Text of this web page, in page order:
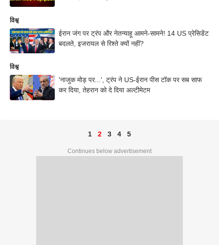
विश्व
ईरान जंग पर ट्रंप और नेतन्याहू आमने-सामने! 14 US प्रेसिडेंट
बदलते, इजरायल से रिश्ते क्यों नहीं?
विश्व
'नाजुक मोड़ पर...', ट्रंप ने US-ईरान पीस टॉक पर सब साफ
कर दिया, तेहरान को दे दिया अल्टीमेटम
1 2 3 4 5
Continues below advertisement